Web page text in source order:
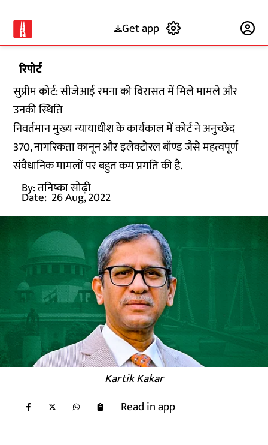
Get app
रिपोर्ट
सुप्रीम कोर्ट: सीजेआई रमना को विरासत में मिले मामले और
उनकी स्थिति
निवर्तमान मुख्य न्यायाधीश के कार्यकाल में कोर्ट ने अनुच्छेद
370, नागरिकता कानून और इलेक्टोरल बॉण्ड जैसे महत्वपूर्ण
संवैधानिक मामलों पर बहुत कम प्रगति की है.
By:तनिष्का सोढ़ी
Date: 26 Aug, 2022
Kartik Kakar
Read in app